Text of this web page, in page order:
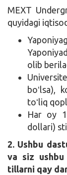
MEXT
quyidagi
olib
boʻlsa),
toʻliq
Har oy
dollari)
2. Ushbu
va siz ushbu
tillarni qay